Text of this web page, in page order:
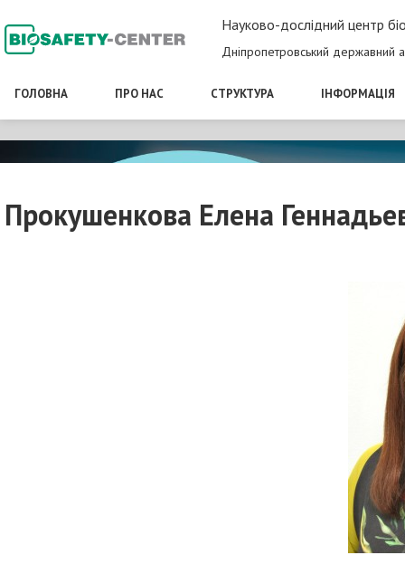
Науково-дослідний центр
Дніпропетровський державний
ГОЛОВНА ПРО НАС СТРУКТУРА ІНФОРМАЦІЯ
Прокушенкова Елена